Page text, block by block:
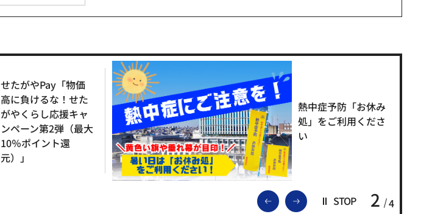
前のスライドを表示
次のスライドを表示
STOP 2 4
せたがやPay「物価
高に負けるな！せた
がやくらし応援キャ
ンペーン第2弾（最大
10％ポイント還
元）」
熱中症予防「お休み
処」をご利用くださ
い